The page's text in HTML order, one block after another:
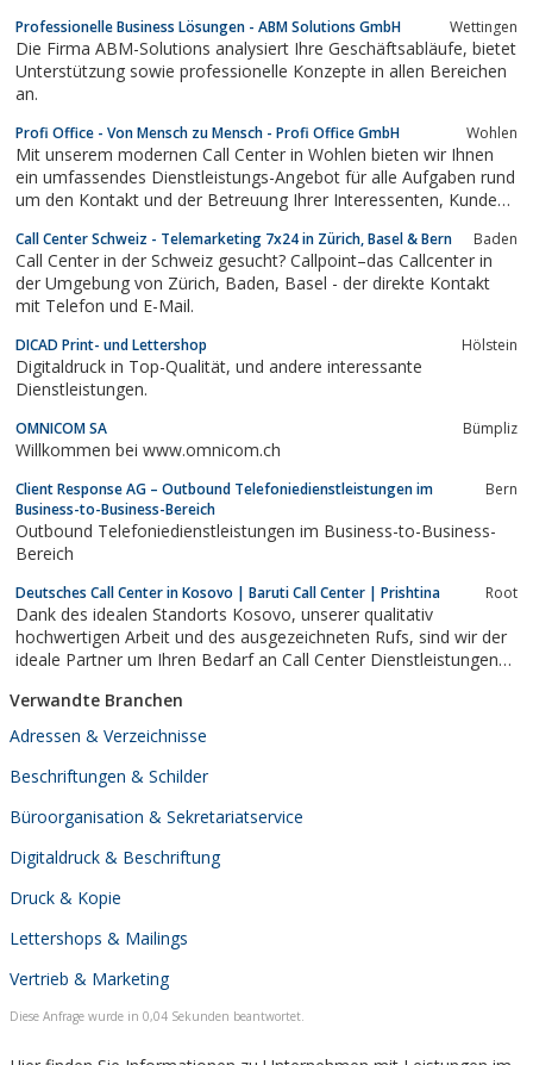
Professionelle Business Lösungen - ABM Solutions GmbH Wettingen
Die Firma ABM-Solutions analysiert Ihre Geschäftsabläufe, bietet
Unterstützung sowie professionelle Konzepte in allen Bereichen
an.
Profi Office - Von Mensch zu Mensch - Profi Office GmbH Wohlen
Mit unserem modernen Call Center in Wohlen bieten wir Ihnen
ein umfassendes Dienstleistungs-Angebot für alle Aufgaben rund
um den Kontakt und der Betreuung Ihrer Interessenten, Kunden
Call Center Schweiz - Telemarketing 7x24 in Zürich, Basel & Bern Baden
Call Center in der Schweiz gesucht? Callpoint–das Callcenter in
der Umgebung von Zürich, Baden, Basel - der direkte Kontakt
mit Telefon und E-Mail.
DICAD Print- und Lettershop Hölstein
Digitaldruck in Top-Qualität, und andere interessante
Dienstleistungen.
OMNICOM SA Bümpliz
Willkommen bei www.omnicom.ch
Client Response AG – Outbound Telefoniedienstleistungen im
Business-to-Business-Bereich
Bern
Outbound Telefoniedienstleistungen im Business-to-Business-
Bereich
Deutsches Call Center in Kosovo | Baruti Call Center | Prishtina Root
Dank des idealen Standorts Kosovo, unserer qualitativ
hochwertigen Arbeit und des ausgezeichneten Rufs, sind wir der
ideale Partner um Ihren Bedarf an Call Center Dienstleistungen
Verwandte Branchen
Adressen & Verzeichnisse
Beschriftungen & Schilder
Büroorganisation & Sekretariatservice
Digitaldruck & Beschriftung
Druck & Kopie
Lettershops & Mailings
Vertrieb & Marketing
Diese Anfrage wurde in 0,04 Sekunden beantwortet.